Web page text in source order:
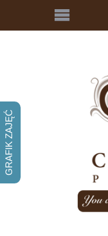
GRAFIK ZAJĘĆ